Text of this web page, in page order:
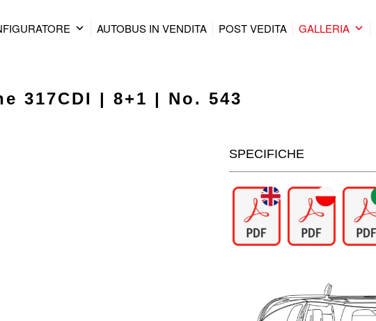
AUTOBUS IN VENDITA POST VEDITA GALLERIA
317CDI | 8+1 | No. 543
SPECIFICHE